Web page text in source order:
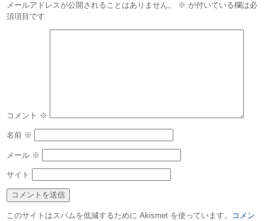
メールアドレスが公開されることはありません。 ※ が付いている欄は必
須項目です
コメント ※
名前 ※
メール ※
サイト
このサイトはスパムを低減するために Akismet を使っています。
コメン